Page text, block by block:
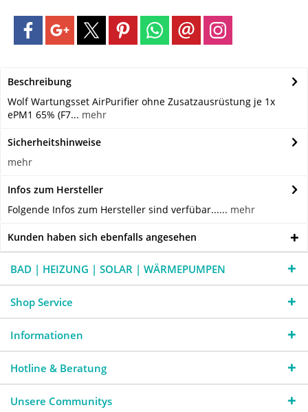
Beschreibung
Wolf Wartungsset AirPurifier ohne Zusatzausrüstung je 1x
ePM1 65% (F7... mehr
Sicherheitshinweise
mehr
Infos zum Hersteller
Folgende Infos zum Hersteller sind verfübar...... mehr
Kunden haben sich ebenfalls angesehen
BAD | HEIZUNG | SOLAR | WÄRMEPUMPEN
Shop Service
Informationen
Hotline & Beratung
Unsere Communitys